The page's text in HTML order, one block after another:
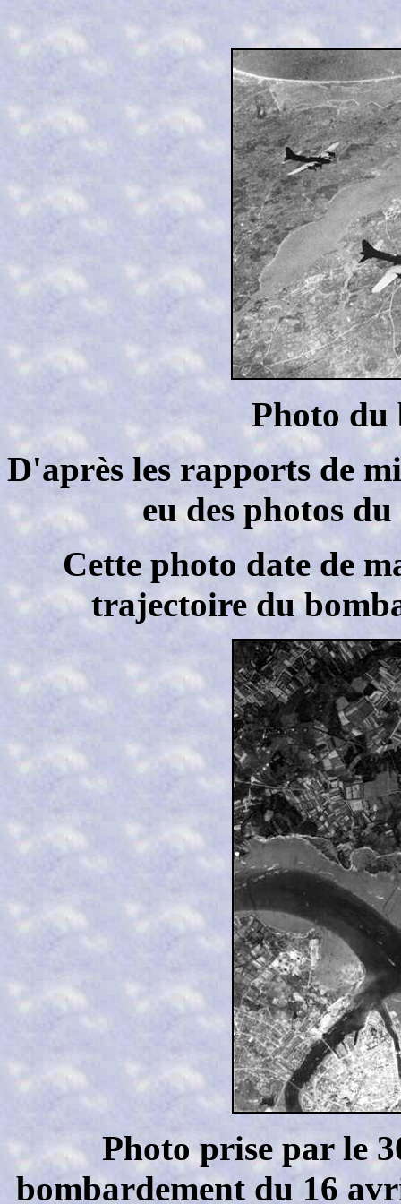
Photo du
D'après les rapports de
eu des photos
Cette photo date de
trajectoire du
Photo prise par le
bombardement du 16